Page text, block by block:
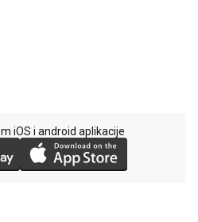
iOS i android aplikacije